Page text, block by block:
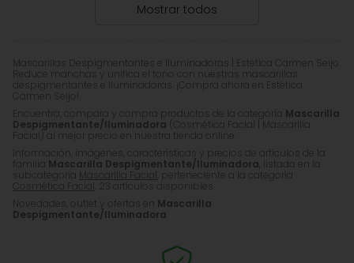
Mascarillas Despigmentantes e Iluminadoras | Estética Carmen Seijo.
Reduce manchas y unifica el tono con nuestras mascarillas
despigmentantes e iluminadoras. ¡Compra ahora en Estética
Carmen Seijo!.
Encuentra, compara y compra productos de la categoría Mascarilla
Despigmentante/Iluminadora (Cosmética Facial | Mascarilla
Facial) al mejor precio en nuestra tienda online.
Información, imágenes, características y precios de artículos de la
familia Mascarilla Despigmentante/Iluminadora , listada en la
subcategoría Mascarilla Facial , perteneciente a la categoría
Cosmética Facial
. 23 artículos disponibles.
Novedades, outlet y ofertas en Mascarilla
Despigmentante/Iluminadora
Mostrar todos